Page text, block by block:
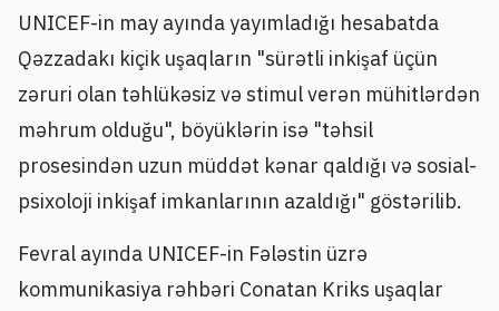
UNICEF-in may ayında yayımladığı hesabatda
Qəzzadakı kiçik uşaqların "sürətli inkişaf üçün
zəruri olan təhlükəsiz və stimul verən mühitlərdən
məhrum olduğu", böyüklərin isə "təhsil
prosesindən uzun müddət kənar qaldığı və sosial-
psixoloji inkişaf imkanlarının azaldığı" göstərilib.
Fevral ayında UNICEF-in Fələstin üzrə
kommunikasiya rəhbəri Conatan Kriks uşaqlar